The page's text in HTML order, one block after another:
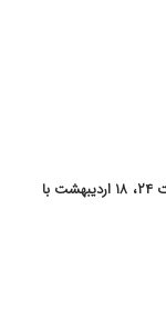
افرادی که اسمشان در لیست مذکور نیست ، تا ساعت ۲۴، ۱۸ اردیبهشت با